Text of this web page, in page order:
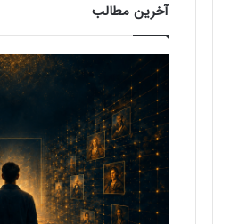
آخرین مطالب